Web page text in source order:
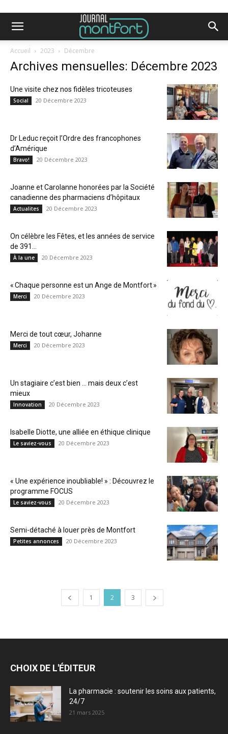
Accueil 2023 Décembre
Archives mensuelles: Décembre 2023
Une visite chez nos fidèles tricoteuses
Social 20 Décembre 2023
Dr Leduc reçoit l’Ordre des francophones
d’Amérique
Bravo! 20 Décembre 2023
Joanne et Carolanne honorées par la Société
canadienne des pharmaciens d’hôpitaux
Actualites 20 Décembre 2023
On célèbre les Fêtes, et les années de service
de 391...
À la une 20 Décembre 2023
« Chaque personne est un Ange de Montfort »
Merci 20 Décembre 2023
Merci de tout cœur, Johanne
Merci 20 Décembre 2023
Un stagiaire c’est bien … mais deux c’est
mieux
Innovation 20 Décembre 2023
Isabelle Diotte, une alliée en éthique clinique
Le saviez-vous 20 Décembre 2023
« Une expérience inoubliable! » : Découvrez le
programme FOCUS
Le saviez-vous 20 Décembre 2023
Semi-détaché à louer près de Montfort
Petites annonces 20 Décembre 2023
1 2 3
CHOIX DE L'ÉDITEUR
La pharmacie : soutenir les soins aux patients,
24/7
21 mars 2025